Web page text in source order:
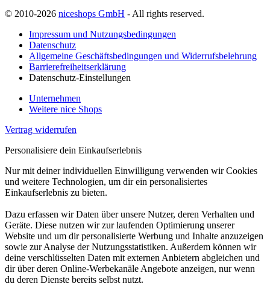
© 2010-2026 niceshops GmbH - All rights reserved.
Impressum und Nutzungsbedingungen
Datenschutz
Allgemeine Geschäftsbedingungen und Widerrufsbelehrung
Barrierefreiheitserklärung
Datenschutz-Einstellungen
Unternehmen
Weitere nice Shops
Vertrag widerrufen
Personalisiere dein Einkaufserlebnis
Nur mit deiner individuellen Einwilligung verwenden wir Cookies
und weitere Technologien, um dir ein personalisiertes
Einkaufserlebnis zu bieten.
Dazu erfassen wir Daten über unsere Nutzer, deren Verhalten und
Geräte. Diese nutzen wir zur laufenden Optimierung unserer
Website und um dir personalisierte Werbung und Inhalte anzuzeigen
sowie zur Analyse der Nutzungsstatistiken. Außerdem können wir
deine verschlüsselten Daten mit externen Anbietern abgleichen und
dir über deren Online-Werbekanäle Angebote anzeigen, nur wenn
du deren Dienste bereits selbst nutzt.